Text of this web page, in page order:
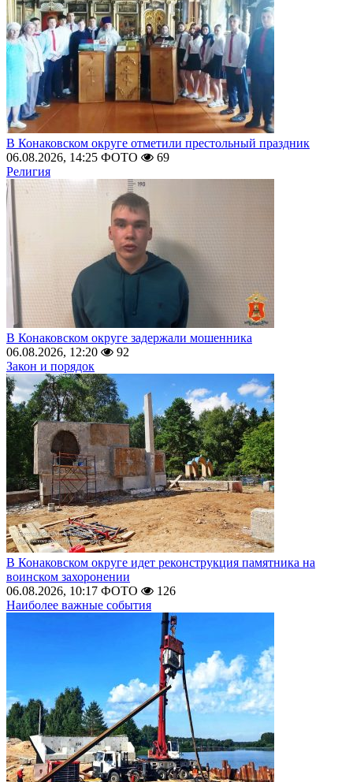
В Конаковском округе отметили престольный праздник
06.08.2026, 14:25 ФОТО
69
Религия
В Конаковском округе задержали мошенника
06.08.2026, 12:20
92
Закон и порядок
В Конаковском округе идет реконструкция памятника на
воинском захоронении
06.08.2026, 10:17 ФОТО
126
Наиболее важные события